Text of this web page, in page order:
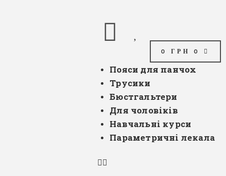
0 ГРН 0
Пояси для панчох
Трусики
Бюстгальтери
Для чоловіків
Навчальні курси
Параметричні лекала